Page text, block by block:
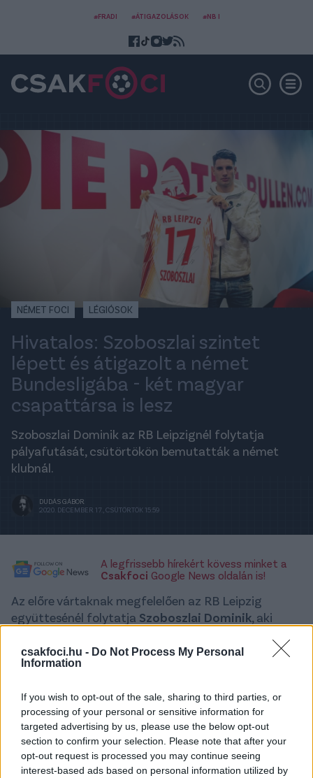
csakfoci.hu - Do Not Process My Personal
Information
If you wish to opt-out of the sale, sharing to third parties, or
processing of your personal or sensitive information for
targeted advertising by us, please use the below opt-out
section to confirm your selection. Please note that after your
opt-out request is processed you may continue seeing
interest-based ads based on personal information utilized by
#FRADI #ÁTIGAZOLÁSOK #NB I
NÉMET FOCI LÉGIÓSOK
Hivatalos: Szoboszlai szintet
lépett és átigazolt a német
Bundesligába - két magyar
csapattársa is lesz
Szoboszlai Dominik az RB Leipzignél folytatja
pályafutását, csütörtökön bemutatták a német
klubnál.
DUDÁS GÁBOR
2020. DECEMBER 17., CSÜTÖRTÖK 15:59
A legfrissebb hírekért kövess minket a
Csakfoci Google News oldalán is!
Az előre vártaknak megfelelően az RB Leipzig
együttesénél folytatja Szoboszlai Dominik, aki
lett. Ezt az RB Leipzig és Szoboszlai eddigi csapata,
a Red Bull Salzburg is bejelentette.
Szoboszlai négy és fél évre, 2025 nyaráig írt alá a
német Bundesliga 3. pozícióját elfoglaló és a
Bajnokok Ligájában is álló lipcsei klubhoz. Ahol két
magyar csapattársa is lesz Gulácsi Péter, illetve Willi
Orbán személyében.